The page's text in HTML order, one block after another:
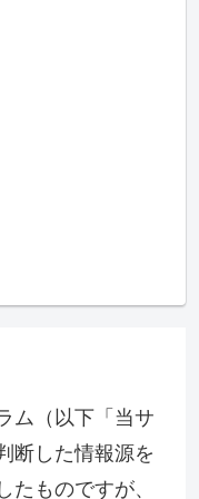
ム（以下「当サ
断した情報源を
たものですが、